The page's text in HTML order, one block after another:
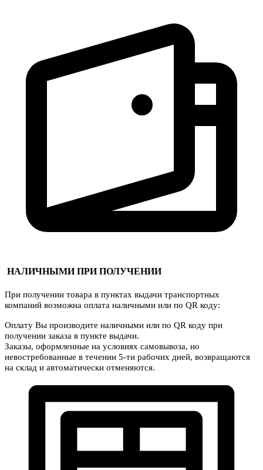
НАЛИЧНЫМИ ПРИ ПОЛУЧЕНИИ
При получении товара в пунктах выдачи транспортных
компаний возможна оплата наличными или по QR коду:
Оплату Вы производите наличными или по QR коду при
получении заказа в пункте выдачи.
Заказы, оформленные на условиях самовывоза, но
невостребованные в течении 5-ти рабочих дней, возвращаются
на склад и автоматически отменяются.